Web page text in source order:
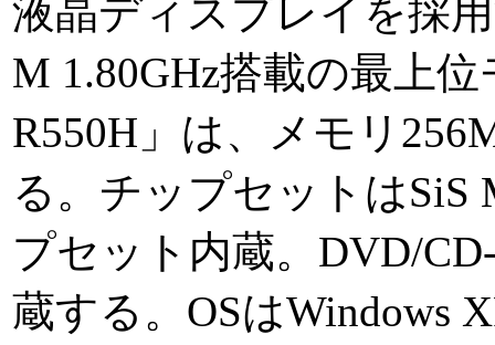
液晶ディスプレイを採
M 1.80GHz搭載の最上
R550H」は、メモリ
る。チップセットはSiS
プセット内蔵。DVD/
蔵する。OSはWindows